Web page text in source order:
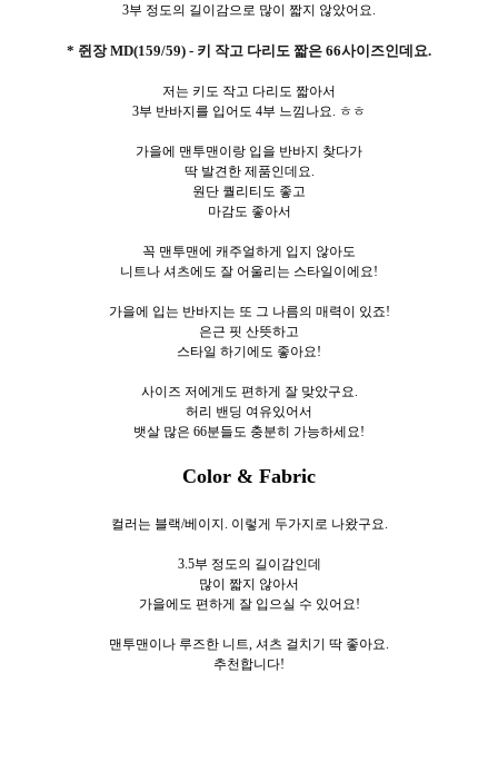
3부 정도의 길이감으로 많이 짧지 않았어요.
* 쥔장 MD(159/59) - 키 작고 다리도 짧은 66사이즈인데요.
저는 키도 작고 다리도 짧아서
3부 반바지를 입어도 4부 느낌나요. ㅎㅎ
가을에 맨투맨이랑 입을 반바지 찾다가
딱 발견한 제품인데요.
원단 퀄리티도 좋고
마감도 좋아서
꼭 맨투맨에 캐주얼하게 입지 않아도
니트나 셔츠에도 잘 어울리는 스타일이에요!
가을에 입는 반바지는 또 그 나름의 매력이 있죠!
은근 핏 산뜻하고
스타일 하기에도 좋아요!
사이즈 저에게도 편하게 잘 맞았구요.
허리 밴딩 여유있어서
뱃살 많은 66분들도 충분히 가능하세요!
Color & Fabric
컬러는 블랙/베이지. 이렇게 두가지로 나왔구요.
3.5부 정도의 길이감인데
많이 짧지 않아서
가을에도 편하게 잘 입으실 수 있어요!
맨투맨이나 루즈한 니트, 셔츠 걸치기 딱 좋아요.
추천합니다!